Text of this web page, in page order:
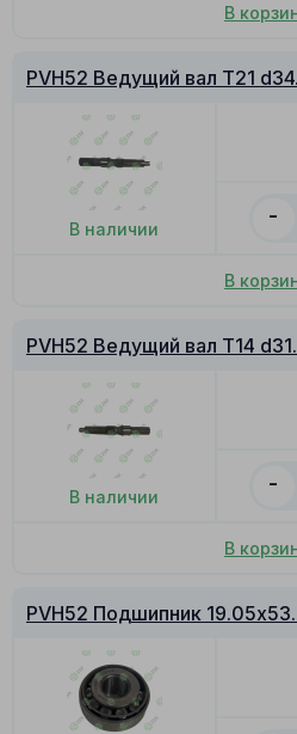
В
PVH52 Ведущий вал T21
В наличии
-
В
PVH52 Ведущий вал T14
В наличии
-
В
PVH52 Подшипник